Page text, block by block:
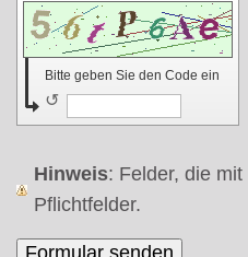
Bitte geben Sie den Code ein
↺
Hinweis : Felder, die mit
Pflichtfelder.